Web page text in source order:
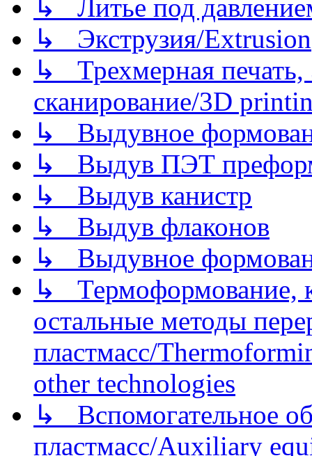
↳ Литье под
↳ Экструзия/Extrusion
↳ Трехмерная
сканирование/3D
↳ Выдувное
↳ Выдув ПЭТ
↳ Выдув канистр
↳ Выдув флаконов
↳ Выдувное
↳ Термоформование,
остальные методы
пластмасс/
other technologies
↳ Вспомогательное
пластмасс/Auxiliary